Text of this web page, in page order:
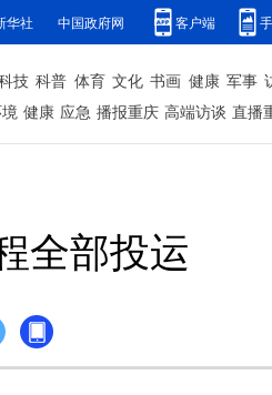
华社 中国政府网 客户端
技 科普 体育 文化 书画 健康 军事
健康 应急 播报重庆 高端访谈 直播
全部投运